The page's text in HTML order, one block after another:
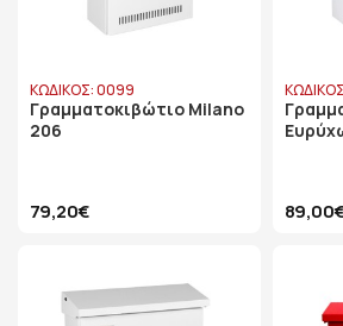
ΚΩΔΙΚΟΣ: 0099
Γραμματοκιβώτιο Milano
206
79,20€